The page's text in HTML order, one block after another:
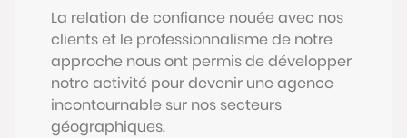
La relation de confiance nouée avec nos
clients et le professionnalisme de notre
approche nous ont permis de développer
notre activité pour devenir une agence
incontournable sur nos secteurs
géographiques.